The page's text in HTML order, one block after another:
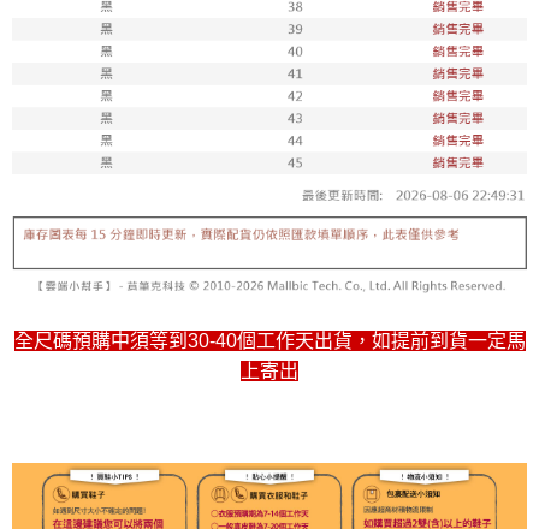
每筆NT$150，滿NT$1,800(含以上)免運費
全尺碼預購中須等到30-40個工作天出貨，如提前到貨一定馬
上寄出